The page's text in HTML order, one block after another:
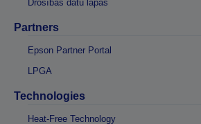
Drošības datu lapas
Partners
Epson Partner Portal
LPGA
Technologies
Heat-Free Technology